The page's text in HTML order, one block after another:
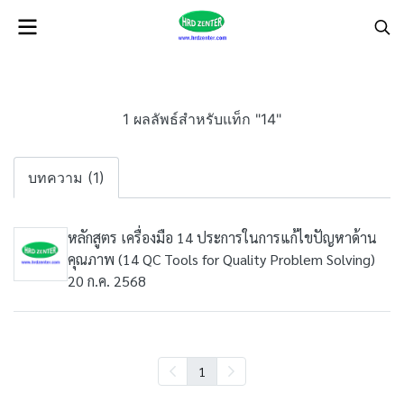
1 ผลลัพธ์สำหรับแท็ก "14"
บทความ (1)
หลักสูตร เครื่องมือ 14 ประการในการแก้ไขปัญหาด้าน
คุณภาพ (14 QC Tools for Quality Problem Solving)
20 ก.ค. 2568
1